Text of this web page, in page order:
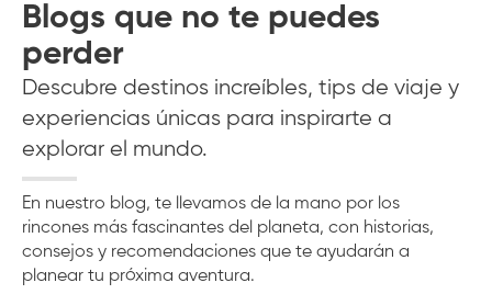
Blogs que no te puedes
perder
Descubre destinos increíbles, tips de viaje y
experiencias únicas para inspirarte a
explorar el mundo.
En nuestro blog, te llevamos de la mano por los
rincones más fascinantes del planeta, con historias,
consejos y recomendaciones que te ayudarán a
planear tu próxima aventura.